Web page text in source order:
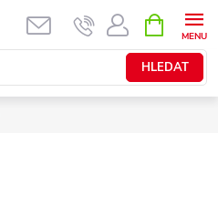
HLEDAT
NÁKUPNÍ
KOŠÍK